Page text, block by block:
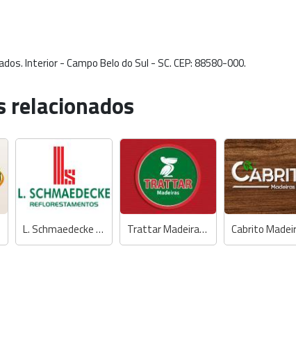
Interior - Campo Belo do Sul - SC. CEP: 88580-000.
relacionados
L. Schmaedecke Reflorestamentos Trattar Madeiras - Madeira Tratada